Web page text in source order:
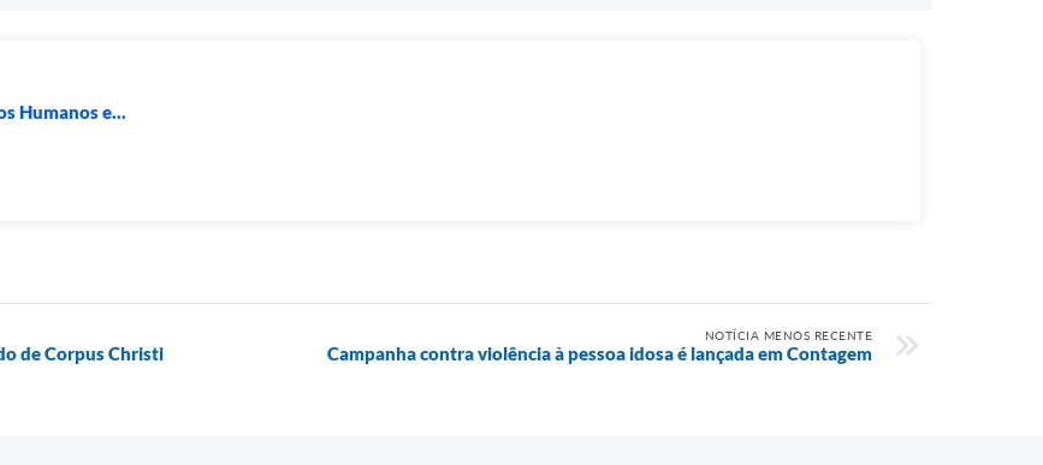
Humanos e...
de Corpus Christi
NOTÍCIA MENOS RECENTE
Campanha contra violência à pessoa idosa é lançada em Contagem